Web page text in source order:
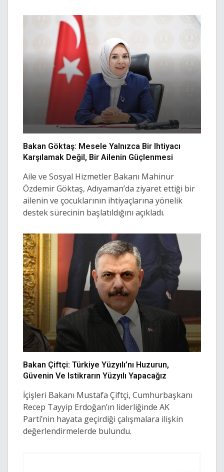
Bakan Göktaş: Mesele Yalnızca Bir Ihtiyacı
Karşılamak Değil, Bir Ailenin Güçlenmesi
Aile ve Sosyal Hizmetler Bakanı Mahinur
Özdemir Göktaş, Adıyaman’da ziyaret ettiği bir
ailenin ve çocuklarının ihtiyaçlarına yönelik
destek sürecinin başlatıldığını açıkladı.
Bakan Çiftçi: Türkiye Yüzyılı’nı Huzurun,
Güvenin Ve Istikrarın Yüzyılı Yapacağız
İçişleri Bakanı Mustafa Çiftçi, Cumhurbaşkanı
Recep Tayyip Erdoğan’ın liderliğinde AK
Parti’nin hayata geçirdiği çalışmalara ilişkin
değerlendirmelerde bulundu.